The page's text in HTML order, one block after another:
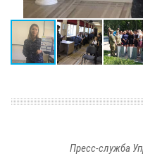
Пресс-служба